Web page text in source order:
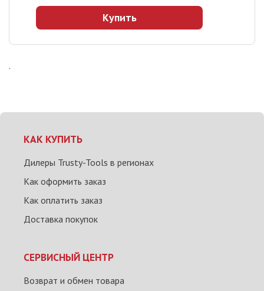
Купить
.
КАК КУПИТЬ
Дилеры Trusty-Tools в регионах
Как оформить заказ
Как оплатить заказ
Доставка покупок
СЕРВИСНЫЙ ЦЕНТР
Возврат и обмен товара